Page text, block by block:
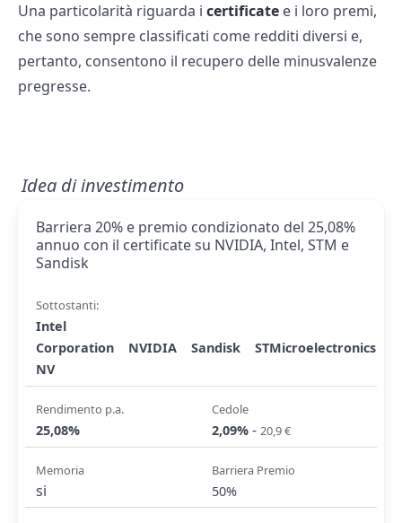
Una particolarità riguarda i certificate e i loro premi,
che sono sempre classificati come redditi diversi e,
pertanto, consentono il recupero delle minusvalenze
pregresse.
Idea di investimento
Barriera 20% e premio condizionato del 25,08%
annuo con il certificate su NVIDIA, Intel, STM e
Sandisk
Sottostanti:
Intel
Corporation
NVIDIA Sandisk
STMicroelectronics
NV
Rendimento p.a.
25,08%
Cedole
2,09% - 20,9 €
Memoria
si
Barriera Premio
50%